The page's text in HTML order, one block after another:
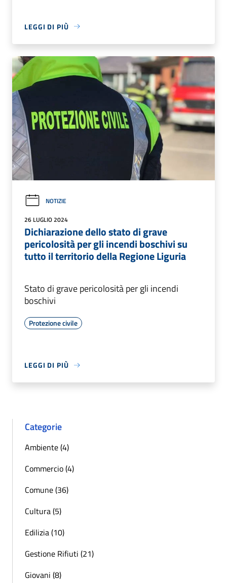
LEGGI DI PIÙ
NOTIZIE
26 LUGLIO 2024
Dichiarazione dello stato di grave
pericolosità per gli incendi boschivi su
tutto il territorio della Regione Liguria
Stato di grave pericolosità per gli incendi
boschivi
Protezione civile
LEGGI DI PIÙ
Categorie
Ambiente (4)
Commercio (4)
Comune (36)
Cultura (5)
Edilizia (10)
Gestione Rifiuti (21)
Giovani (8)